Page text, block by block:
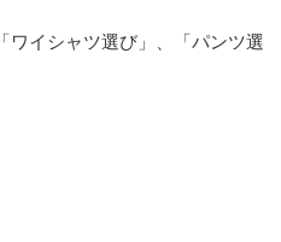
ワイシャツ選び」、「パンツ選